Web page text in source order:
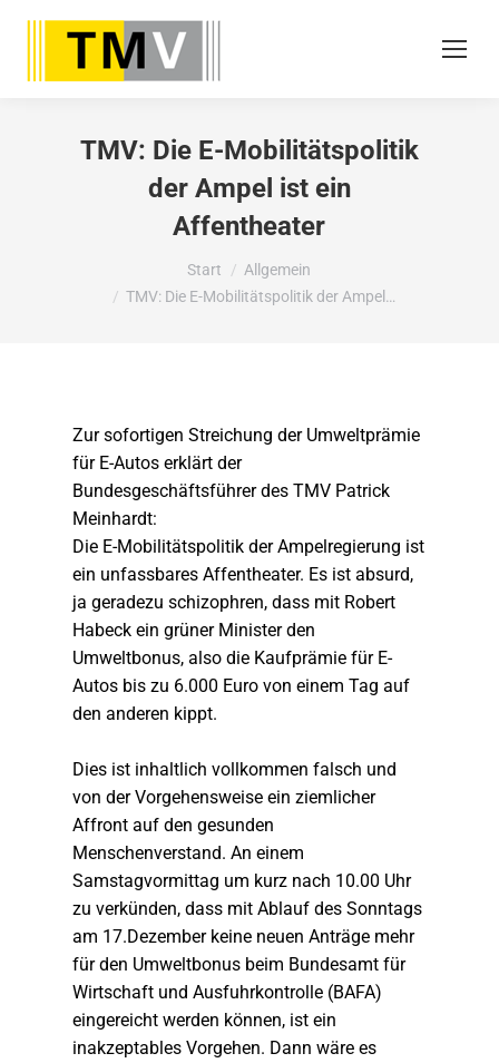
TMV: Die E-Mobilitätspolitik
der Ampel ist ein
Affentheater
Sie befinden sich hier:
Start
Allgemein
TMV: Die E-Mobilitätspolitik der Ampel…
Zur sofortigen Streichung der Umweltprämie
für E-Autos erklärt der
Bundesgeschäftsführer des TMV Patrick
Meinhardt:
Die E-Mobilitätspolitik der Ampelregierung ist
ein unfassbares Affentheater. Es ist absurd,
ja geradezu schizophren, dass mit Robert
Habeck ein grüner Minister den
Umweltbonus, also die Kaufprämie für E-
Autos bis zu 6.000 Euro von einem Tag auf
den anderen kippt.
Dies ist inhaltlich vollkommen falsch und
von der Vorgehensweise ein ziemlicher
Affront auf den gesunden
Menschenverstand. An einem
Samstagvormittag um kurz nach 10.00 Uhr
zu verkünden, dass mit Ablauf des Sonntags
am 17.Dezember keine neuen Anträge mehr
für den Umweltbonus beim Bundesamt für
Wirtschaft und Ausfuhrkontrolle (BAFA)
eingereicht werden können, ist ein
inakzeptables Vorgehen. Dann wäre es